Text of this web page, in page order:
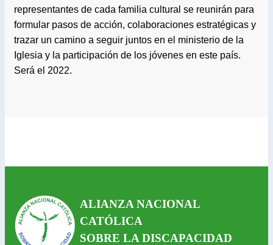
representantes de cada familia cultural se reunirán para
formular pasos de acción, colaboraciones estratégicas y
trazar un camino a seguir juntos en el ministerio de la
Iglesia y la participación de los jóvenes en este país.
Será el 2022.
ALIANZA NACIONAL
CATÓLICA
SOBRE LA DISCAPACIDAD